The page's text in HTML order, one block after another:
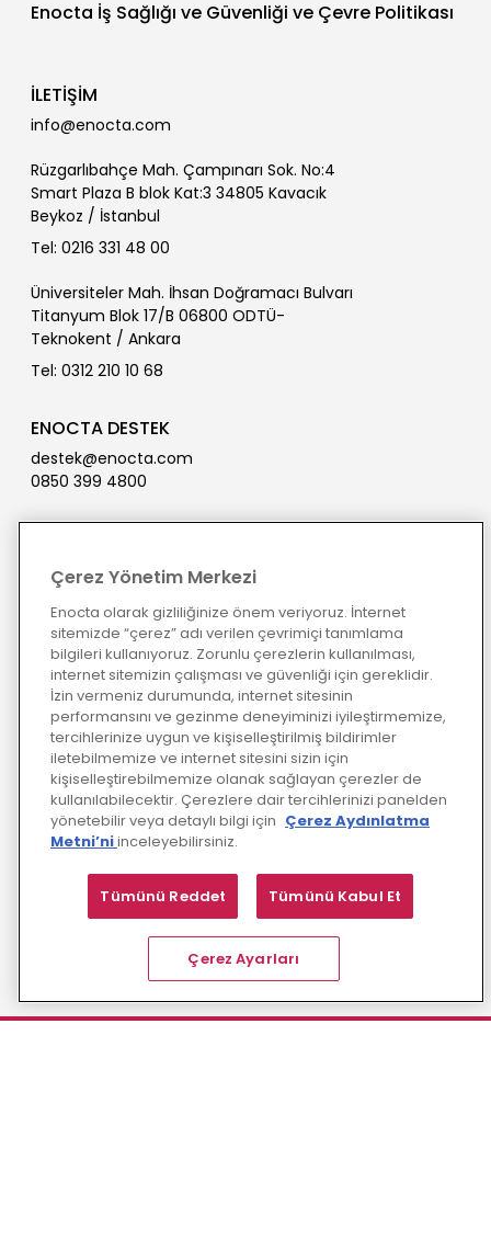
Enocta İş Sağlığı ve Güvenliği ve Çevre Politikası
İLETİŞİM
info@enocta.com
Rüzgarlıbahçe Mah. Çampınarı Sok. No:4
Smart Plaza B blok Kat:3 34805 Kavacık
Beykoz / İstanbul
Tel: 0216 331 48 00
Üniversiteler Mah. İhsan Doğramacı Bulvarı
Titanyum Blok 17/B 06800 ODTÜ-
Teknokent / Ankara
Tel: 0312 210 10 68
ENOCTA DESTEK
destek@enocta.com
0850 399 4800
Çerez Yönetim Merkezi
Enocta olarak gizliliğinize önem veriyoruz. İnternet
sitemizde “çerez” adı verilen çevrimiçi tanımlama
bilgileri kullanıyoruz. Zorunlu çerezlerin kullanılması,
internet sitemizin çalışması ve güvenliği için gereklidir.
İzin vermeniz durumunda, internet sitesinin
performansını ve gezinme deneyiminizi iyileştirmemize,
tercihlerinize uygun ve kişiselleştirilmiş bildirimler
iletebilmemize ve internet sitesini sizin için
kişiselleştirebilmemize olanak sağlayan çerezler de
kullanılabilecektir. Çerezlere dair tercihlerinizi panelden
yönetebilir veya detaylı bilgi için Çerez Aydınlatma
Metni’niinceleyebilirsiniz.
Tümünü Reddet Tümünü Kabul Et
Çerez Ayarları